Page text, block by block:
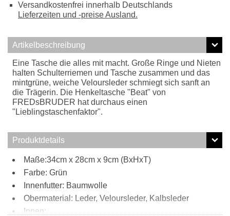
Versandkostenfrei innerhalb Deutschlands
Lieferzeiten und -preise Ausland.
Artikelbeschreibung
Eine Tasche die alles mit macht. Große Ringe und Nieten
halten Schulterriemen und Tasche zusammen und das
mintgrüne, weiche Veloursleder schmiegt sich sanft an
die Trägerin. Die Henkeltasche "Beat" von
FREDsBRUDER hat durchaus einen
"Lieblingstaschenfaktor".
Produktdetails
Maße:34cm x 28cm x 9cm (BxHxT)
Farbe: Grün
Innenfutter: Baumwolle
Obermaterial: Leder, Veloursleder, Kalbsleder
Innen: